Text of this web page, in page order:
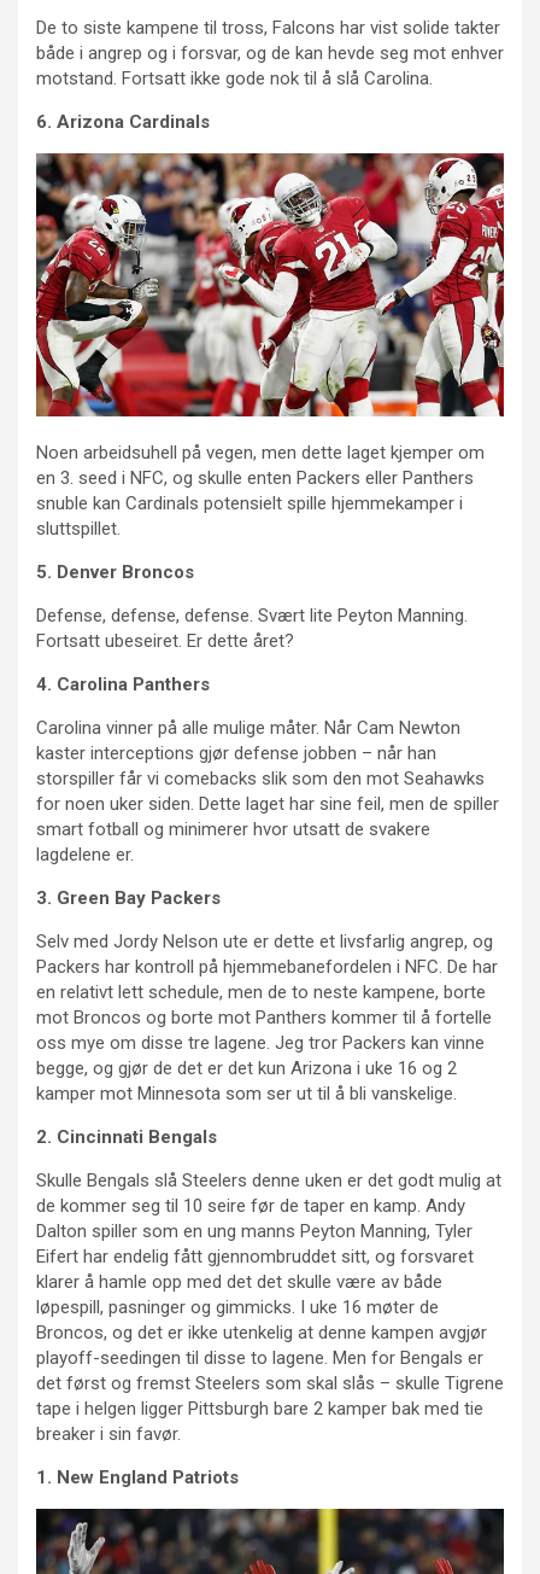
De to siste kampene til tross, Falcons har vist solide takter
både i angrep og i forsvar, og de kan hevde seg mot enhver
motstand. Fortsatt ikke gode nok til å slå Carolina.
6. Arizona Cardinals
Noen arbeidsuhell på vegen, men dette laget kjemper om
en 3. seed i NFC, og skulle enten Packers eller Panthers
snuble kan Cardinals potensielt spille hjemmekamper i
sluttspillet.
5. Denver Broncos
Defense, defense, defense. Svært lite Peyton Manning.
Fortsatt ubeseiret. Er dette året?
4. Carolina Panthers
Carolina vinner på alle mulige måter. Når Cam Newton
kaster interceptions gjør defense jobben – når han
storspiller får vi comebacks slik som den mot Seahawks
for noen uker siden. Dette laget har sine feil, men de spiller
smart fotball og minimerer hvor utsatt de svakere
lagdelene er.
3. Green Bay Packers
Selv med Jordy Nelson ute er dette et livsfarlig angrep, og
Packers har kontroll på hjemmebanefordelen i NFC. De har
en relativt lett schedule, men de to neste kampene, borte
mot Broncos og borte mot Panthers kommer til å fortelle
oss mye om disse tre lagene. Jeg tror Packers kan vinne
begge, og gjør de det er det kun Arizona i uke 16 og 2
kamper mot Minnesota som ser ut til å bli vanskelige.
2. Cincinnati Bengals
Skulle Bengals slå Steelers denne uken er det godt mulig at
de kommer seg til 10 seire før de taper en kamp. Andy
Dalton spiller som en ung manns Peyton Manning, Tyler
Eifert har endelig fått gjennombruddet sitt, og forsvaret
klarer å hamle opp med det det skulle være av både
løpespill, pasninger og gimmicks. I uke 16 møter de
Broncos, og det er ikke utenkelig at denne kampen avgjør
playoff-seedingen til disse to lagene. Men for Bengals er
det først og fremst Steelers som skal slås – skulle Tigrene
tape i helgen ligger Pittsburgh bare 2 kamper bak med tie
breaker i sin favør.
1. New England Patriots